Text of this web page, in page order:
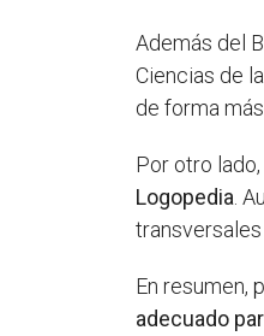
Además del
Ciencias de
de forma
Por otro lado,
Logopedia .
En resumen,
adecuado